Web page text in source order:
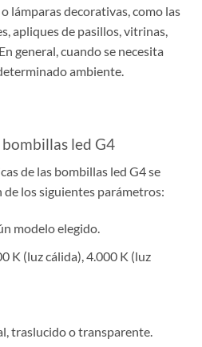
lámparas decorativas, como las
apliques de pasillos, vitrinas,
general, cuando se necesita
ambiente.
led G4
de las bombillas led G4 se
los siguientes parámetros:
modelo elegido.
K (luz cálida), 4.000 K (luz
traslucido o transparente.